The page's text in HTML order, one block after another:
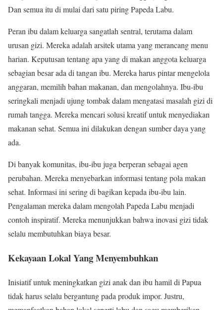
Dan semua itu di mulai dari satu piring Papeda Labu.
Peran ibu dalam keluarga sangatlah sentral, terutama dalam
urusan gizi. Mereka adalah arsitek utama yang merancang menu
harian. Keputusan tentang apa yang di makan anggota keluarga
sebagian besar ada di tangan ibu. Mereka harus pintar mengelola
anggaran, memilih bahan makanan, dan mengolahnya. Ibu-ibu
seringkali menjadi ujung tombak dalam mengatasi masalah gizi di
rumah tangga. Mereka mencari solusi kreatif untuk menyediakan
makanan sehat. Semua ini dilakukan dengan sumber daya yang
ada.
Di banyak komunitas, ibu-ibu juga berperan sebagai agen
perubahan. Mereka menyebarkan informasi tentang pola makan
sehat. Informasi ini sering di bagikan kepada ibu-ibu lain.
Pengalaman mereka dalam mengolah Papeda Labu menjadi
contoh inspiratif. Mereka menunjukkan bahwa inovasi gizi tidak
selalu membutuhkan biaya besar.
Kekayaan Lokal Yang Menyembuhkan
Inisiatif untuk meningkatkan gizi anak dan ibu hamil di Papua
tidak harus selalu bergantung pada produk impor. Justru,